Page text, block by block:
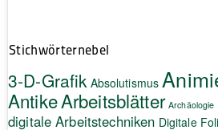
Stichwörternebel
3-D-Grafik Absolutismus
AntikeArbeitsblätter Archäologie
digitale Arbeitstechniken Digitale